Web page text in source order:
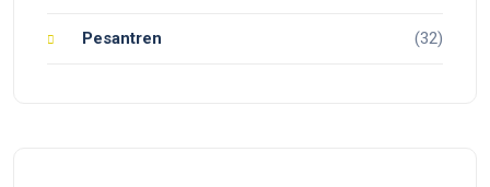
Pesantren (32)